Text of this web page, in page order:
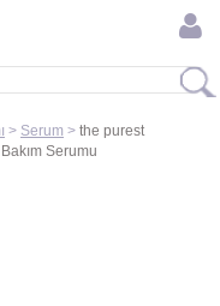
> Serum > the purest
Serumu